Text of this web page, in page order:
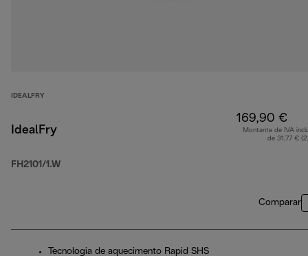
IDEALFRY
IdealFry
FH2101/1.W
169,90 €
Montante de IVA
de 31,77 €
Comparar
Tecnologia de aquecimento Rapid SHS